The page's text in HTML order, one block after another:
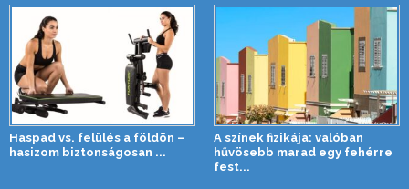
Haspad vs. felülés a földön –
hasizom biztonságosan ...
A színek fizikája: valóban
hűvösebb marad egy fehérre
fest...